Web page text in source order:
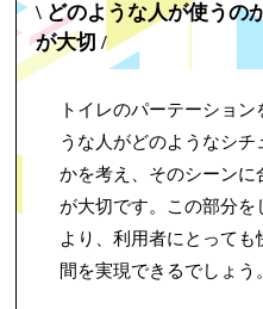
\ どのような人が使うの
が大切 /
トイレのパーテーショ
うな人がどのようなシ
かを考え、そのシーンに
が大切です。この部分
より、利用者にとって
間を実現できるでしょう。